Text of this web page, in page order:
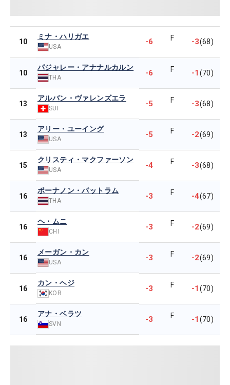
10
ミナ・ハリガエ
USA
-6 F -3(68)
10
パジャレー・アナナルカルン
THA -6 F -1(70)
13
アルバン・ヴァレンズエラ
SUI -5 F -3(68)
13
アリー・ユーイング
USA -5 F -2(69)
15
クリスティ・マクファーソン
USA -4 F -3(68)
16
ポーナノン・パットラム
THA -3 F -4(67)
16
ヘ・ムニ
CHI -3 F -2(69)
16
メーガン・カン
USA -3 F -2(69)
16
カン・ヘジ
KOR -3 F -1(70)
16
アナ・ベラツ
SVN -3 F -1(70)